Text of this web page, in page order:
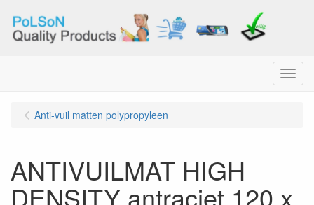
Menu
Anti-vuil matten polypropyleen
ANTIVUILMAT HIGH
DENSITY antraciet 120 x